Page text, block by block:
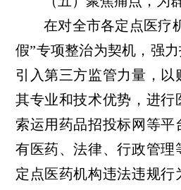
在对全市各定点医疗
假”专项整治为契机，强力
引入第三方监管力量，
其专业和技术优势，进
索运用药品招投标网等
有医药、法律、行政管
定点医药机构违法违规